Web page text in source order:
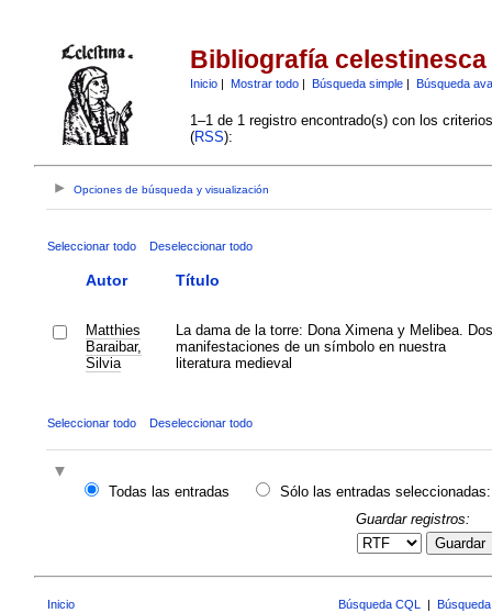
Bibliografía celestinesca
Inicio| Mostrar todo| Búsqueda simple| Búsqueda
1–1 de 1 registro encontrado(s) con los
(RSS):
Opciones de búsqueda y visualización
Seleccionar todo Deseleccionar todo
Autor Título
Matthies
Baraibar,
Silvia
La dama de la torre: Dona Ximena y Melibea. Dos
manifestaciones de un símbolo en nuestra
literatura medieval
Seleccionar todo Deseleccionar todo
Todas las entradas
Sólo las entradas seleccionadas:
Guardar registros:
Guardar
Inicio Búsqueda CQL